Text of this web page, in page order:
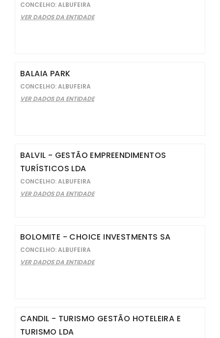
CONCELHO: ALBUFEIRA
VER DADOS DA ENTIDADE
BALAIA PARK
CONCELHO: ALBUFEIRA
VER DADOS DA ENTIDADE
BALVIL - GESTÃO EMPREENDIMENTOS
TURÍSTICOS LDA
CONCELHO: ALBUFEIRA
VER DADOS DA ENTIDADE
BOLOMITE - CHOICE INVESTMENTS SA
CONCELHO: ALBUFEIRA
VER DADOS DA ENTIDADE
CANDIL - TURISMO GESTÃO HOTELEIRA E
TURISMO LDA